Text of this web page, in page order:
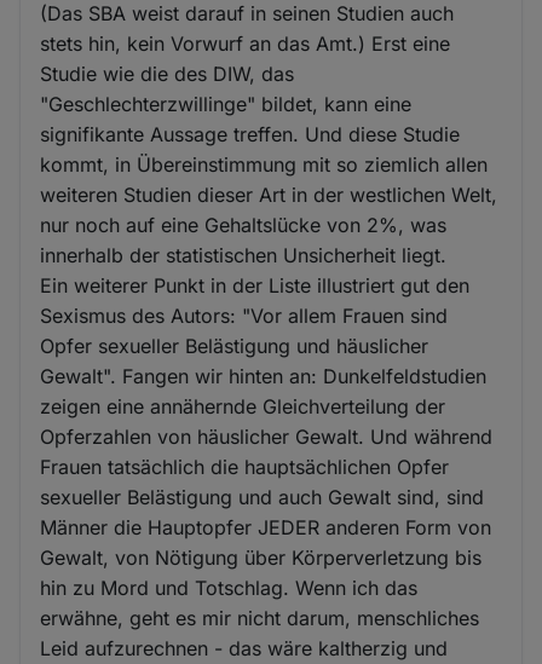
(Das SBA weist darauf in seinen Studien auch
stets hin, kein Vorwurf an das Amt.) Erst eine
Studie wie die des DIW, das
"Geschlechterzwillinge" bildet, kann eine
signifikante Aussage treffen. Und diese Studie
kommt, in Übereinstimmung mit so ziemlich allen
weiteren Studien dieser Art in der westlichen Welt,
nur noch auf eine Gehaltslücke von 2%, was
innerhalb der statistischen Unsicherheit liegt.
Ein weiterer Punkt in der Liste illustriert gut den
Sexismus des Autors: "Vor allem Frauen sind
Opfer sexueller Belästigung und häuslicher
Gewalt". Fangen wir hinten an: Dunkelfeldstudien
zeigen eine annähernde Gleichverteilung der
Opferzahlen von häuslicher Gewalt. Und während
Frauen tatsächlich die hauptsächlichen Opfer
sexueller Belästigung und auch Gewalt sind, sind
Männer die Hauptopfer JEDER anderen Form von
Gewalt, von Nötigung über Körperverletzung bis
hin zu Mord und Totschlag. Wenn ich das
erwähne, geht es mir nicht darum, menschliches
Leid aufzurechnen - das wäre kaltherzig und